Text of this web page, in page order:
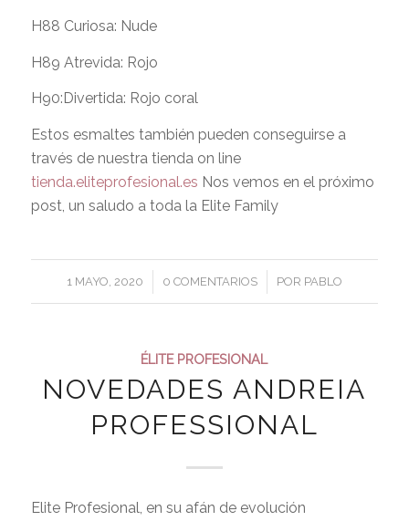
H88 Curiosa: Nude
H89 Atrevida: Rojo
H90:Divertida: Rojo coral
Estos esmaltes también pueden conseguirse a
través de nuestra tienda on line
tienda.eliteprofesional.es Nos vemos en el próximo
post, un saludo a toda la Elite Family
1 MAYO, 2020
/ 0 COMENTARIOS
/ POR PABLO
ÉLITE PROFESIONAL
NOVEDADES ANDREIA
PROFESSIONAL
Elite Profesional, en su afán de evolución